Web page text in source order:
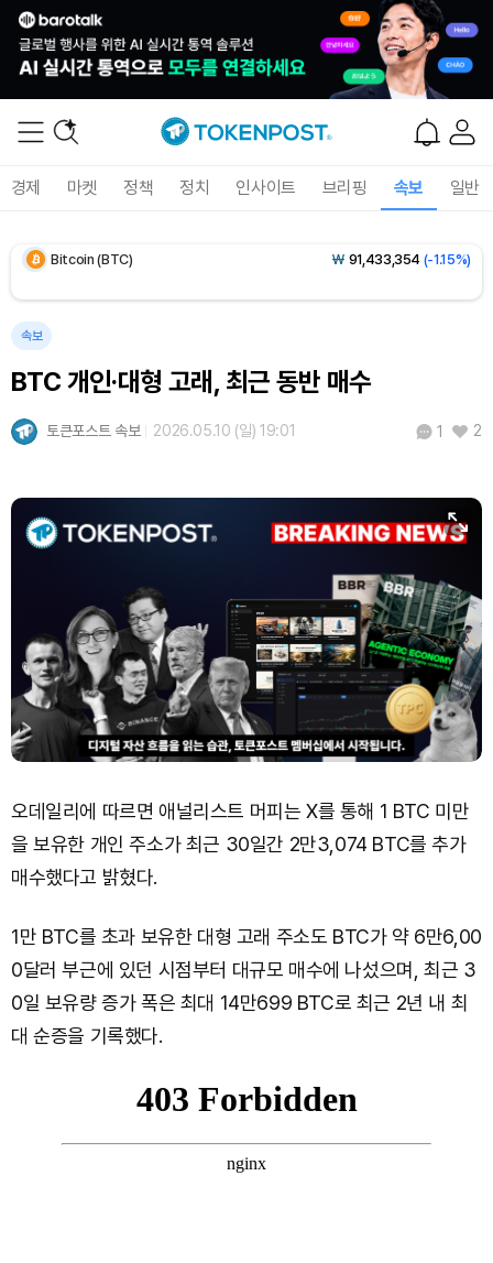
경제 마켓 정책 정치 인사이트 브리핑 속보 일반
Ethereum (ETH) 2,701,106 (-1.07%)
BNB (BNB) ₩835,782
USDC (USDC) 1,425(-0.02%)
Solana (SOL) ₩103,509(-2.09%)
TRON (TRX) ₩466.6(+0.42%)
Hyperliquid (HYPE) ₩78,906(-2.09%)
Dogecoin (DOGE) ₩98.34(-1.42%)
Bitcoin (BTC) ₩91,433,354(-1.15%)
속보
BTC 개인·대형 고래, 최근 동반 매수
토큰포스트 속보 2026.05.10 (일) 19:01 1 2
오데일리에 따르면 애널리스트 머피는 X를 통해 1 BTC 미만
을 보유한 개인 주소가 최근 30일간 2만3,074 BTC를 추가
매수했다고 밝혔다.
1만 BTC를 초과 보유한 대형 고래 주소도 BTC가 약 6만6,00
0달러 부근에 있던 시점부터 대규모 매수에 나섰으며, 최근 3
0일 보유량 증가 폭은 최대 14만699 BTC로 최근 2년 내 최
대 순증을 기록했다.